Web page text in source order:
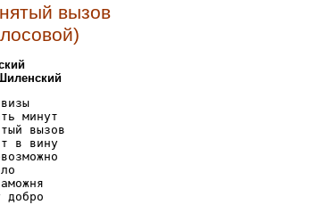
вызов
минут
вызов
в вину
добро